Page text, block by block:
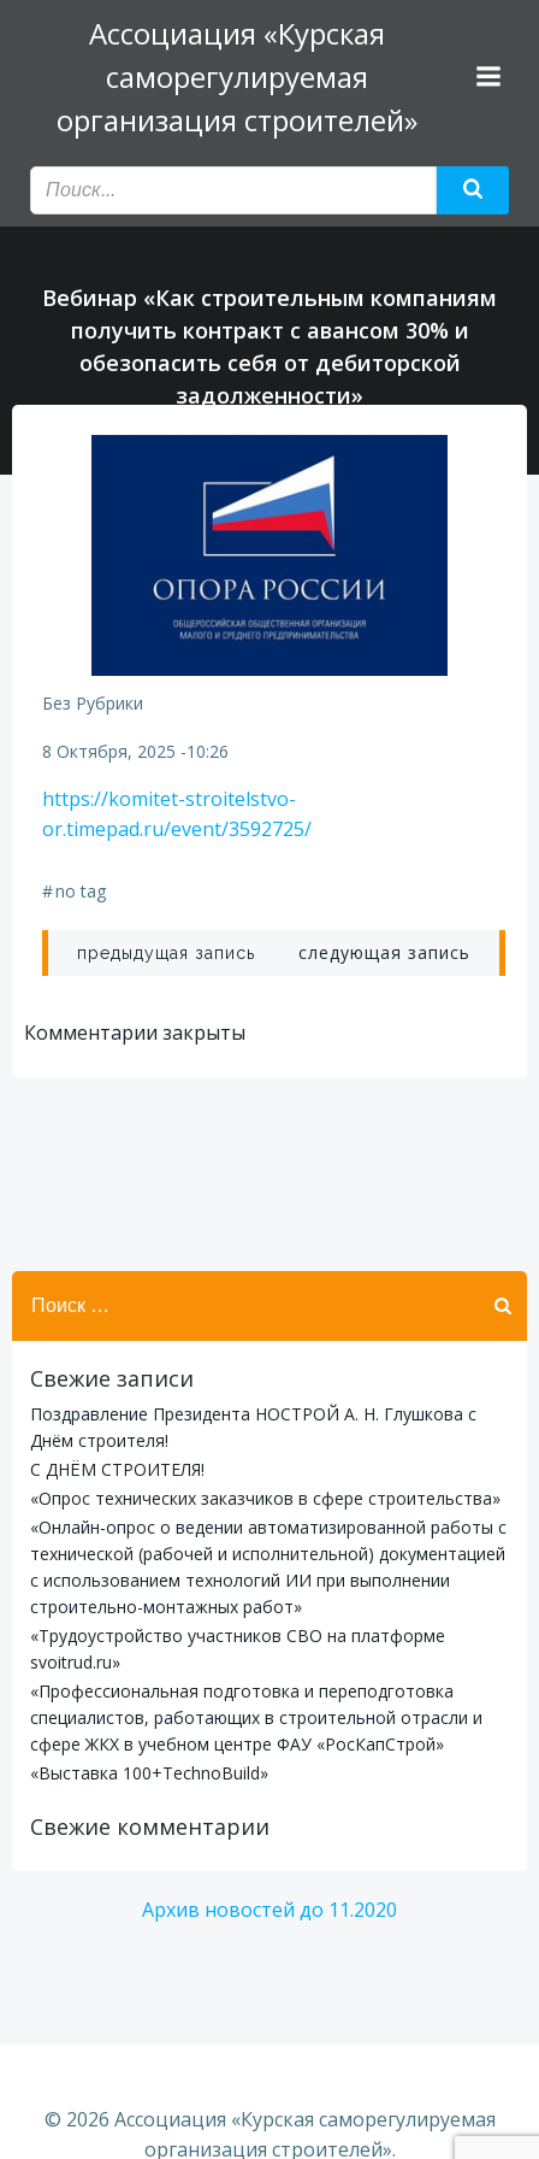
к
содержимому
Ассоциация «Курская
саморегулируемая
организация строителей»
Вебинар «Как строительным компаниям
получить контракт с авансом 30% и
обезопасить себя от дебиторской
задолженности»
Без Рубрики
8 Октября, 2025 -10:26
https://komitet-stroitelstvo-
or.timepad.ru/event/3592725/
#no tag
Навигация
по
предыдущая запись
Навигация
следующая запись
Комментарии закрыты
Найти:
Свежие записи
Поздравление Президента НОСТРОЙ А. Н. Глушкова с
Днём строителя!
С ДНЁМ СТРОИТЕЛЯ!
«Опрос технических заказчиков в сфере строительства»
«Онлайн-опрос о ведении автоматизированной работы с
технической (рабочей и исполнительной) документацией
с использованием технологий ИИ при выполнении
строительно-монтажных работ»
«Трудоустройство участников СВО на платформе
svoitrud.ru»
«Профессиональная подготовка и переподготовка
специалистов, работающих в строительной отрасли и
сфере ЖКХ в учебном центре ФАУ «РосКапСтрой»
«Выставка 100+TechnoBuild»
Свежие комментарии
Архив новостей до 11.2020
© 2026 Ассоциация «Курская саморегулируемая
организация строителей».